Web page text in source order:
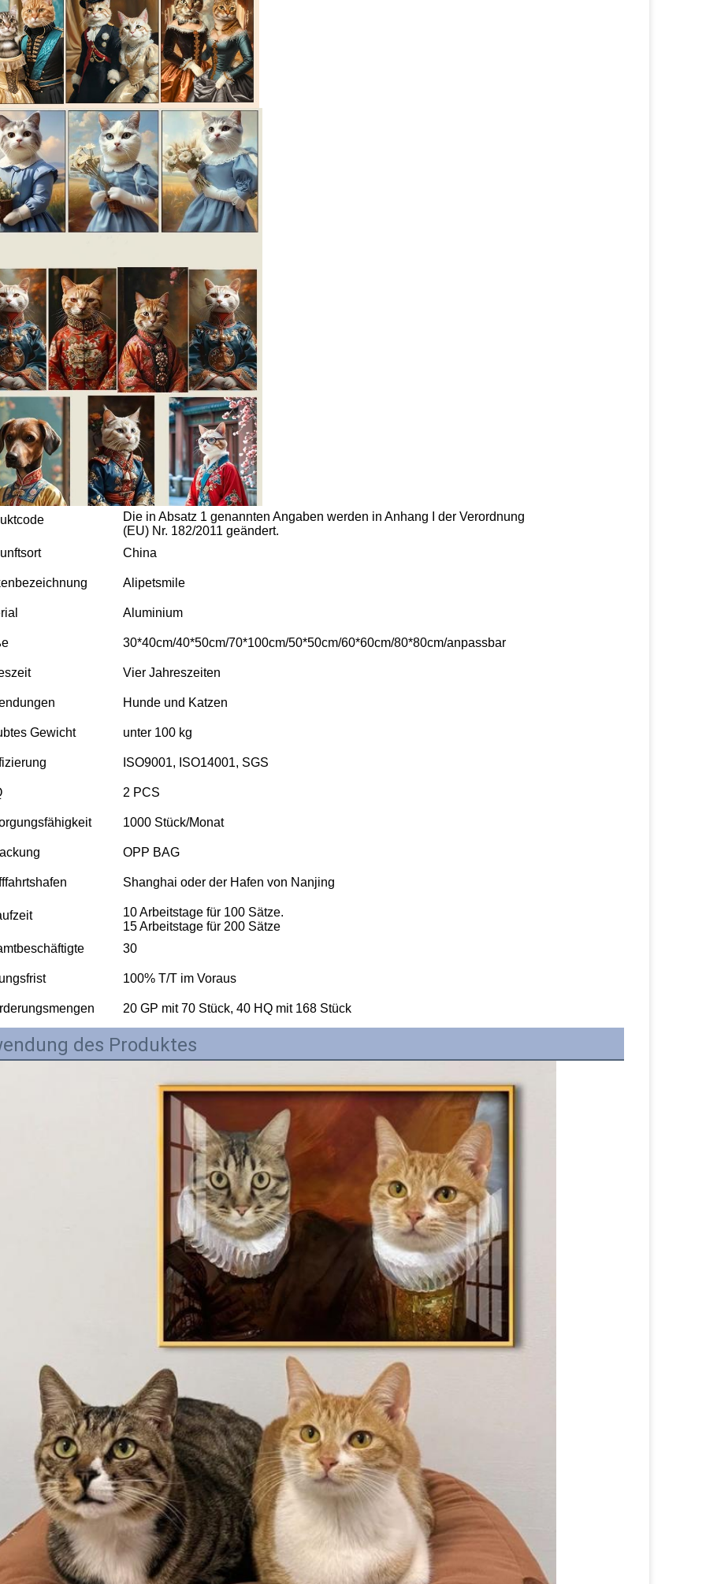
Die in Absatz 1 genannten Angaben werden in Anhang I der Verordnung
(EU) Nr. 182/2011 geändert.
China
Alipetsmile
Aluminium
30*40cm/40*50cm/70*100cm/50*50cm/60*60cm/80*80cm/anpassbar
Vier Jahreszeiten
Hunde und Katzen
Gewicht unter 100 kg
ISO9001, ISO14001, SGS
2 PCS
1000 Stück/Monat
OPP BAG
Shanghai oder der Hafen von Nanjing
10 Arbeitstage für 100 Sätze.
15 Arbeitstage für 200 Sätze
30
100% T/T im Voraus
20 GP mit 70 Stück, 40 HQ mit 168 Stück
des Produktes